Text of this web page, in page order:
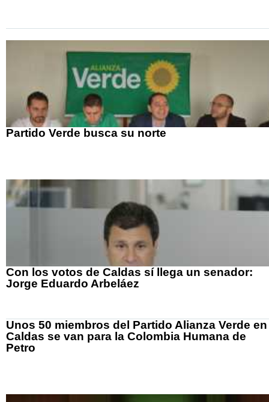
Partido Verde busca su norte
Con los votos de Caldas sí llega un senador:
Jorge Eduardo Arbeláez
Unos 50 miembros del Partido Alianza Verde en
Caldas se van para la Colombia Humana de
Petro